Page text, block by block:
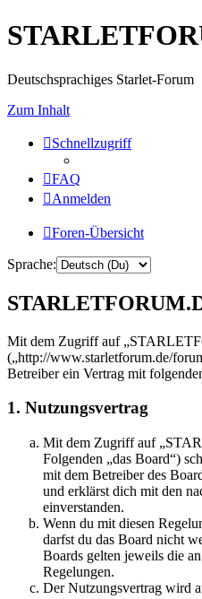
Deutschsprachiges Starlet-Forum
Zum Inhalt
Schnellzugriff
FAQ
Anmelden
Foren-Übersicht
Sprache:
Mit dem Zugriff auf
(„http://www.starletforum.de/
Betreiber ein Vertrag mit
1. Nutzungsvertrag
Mit dem Zugriff auf
Folgenden „das Board“)
mit dem Betreiber des
und erklärst dich mit den
einverstanden.
Wenn du mit diesen
darfst du das Board nicht
Boards gelten jeweils die
Regelungen.
Der Nutzungsvertrag wird